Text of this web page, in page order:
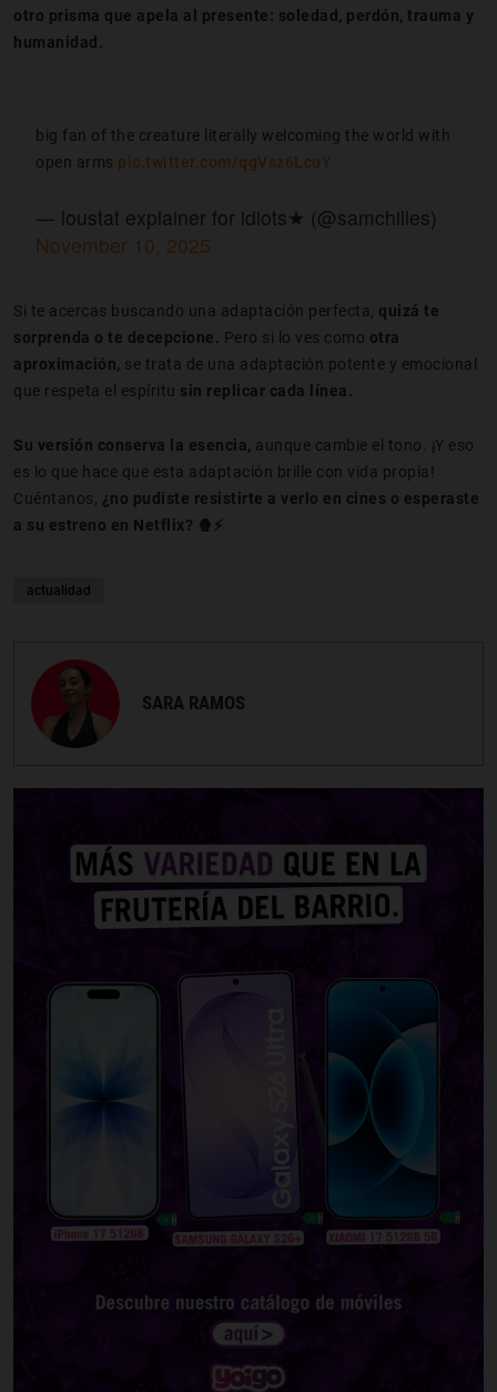
otro prisma que apela al presente: soledad, perdón, trauma y
humanidad.
big fan of the creature literally welcoming the world with
open arms pic.twitter.com/qgVsz6LcuY
— loustat explainer for idiots★ (@samchilles)
November 10, 2025
Si te acercas buscando una adaptación perfecta, quizá te
sorprenda o te decepcione. Pero si lo ves como otra
aproximación, se trata de una adaptación potente y emocional
que respeta el espíritu sin replicar cada línea.
Su versión conserva la esencia, aunque cambie el tono. ¡Y eso
es lo que hace que esta adaptación brille con vida propia!
Cuéntanos, ¿no pudiste resistirte a verlo en cines o esperaste
a su estreno en Netflix? 🍿⚡
actualidad
SARA RAMOS